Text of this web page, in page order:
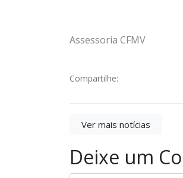
Assessoria CFMV
Compartilhe:
Ver mais notícias
Deixe um